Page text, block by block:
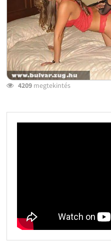
4209megtekintés